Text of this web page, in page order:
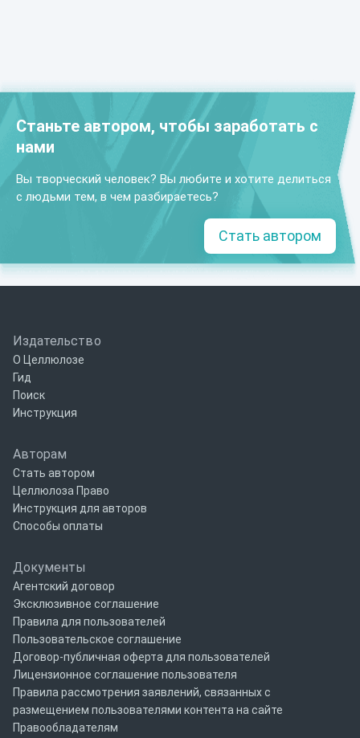
Станьте автором, чтобы заработать с
нами
Вы творческий человек? Вы любите и хотите делиться
с людьми тем, в чем разбираетесь?
Стать автором
Издательство
О Целлюлозе
Гид
Поиск
Инструкция
Авторам
Стать автором
Целлюлоза Право
Инструкция для авторов
Способы оплаты
Документы
Агентский договор
Эксклюзивное соглашение
Правила для пользователей
Пользовательское соглашение
Договор-публичная оферта для пользователей
Лицензионное соглашение пользователя
Правила рассмотрения заявлений, связанных с
размещением пользователями контента на сайте
Правообладателям